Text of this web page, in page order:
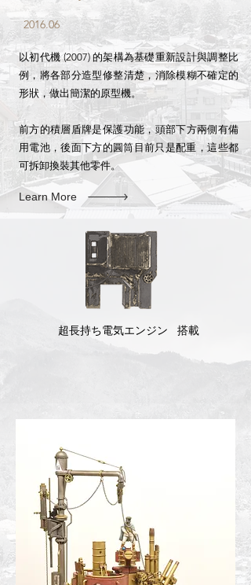
2016.06
以初代機 (2007) 的架構為基礎重新設計與調整比
例，將各部分造型修整清楚，消除模糊不確定的
形狀，做出簡潔的原型機。
前方的積層盾牌是保護功能，頭部下方兩側有備
用電池，後面下方的圓筒目前只是配重，​這些都
可拆卸換裝其他零件。
Learn More
超長持ち電気エンジン 搭載